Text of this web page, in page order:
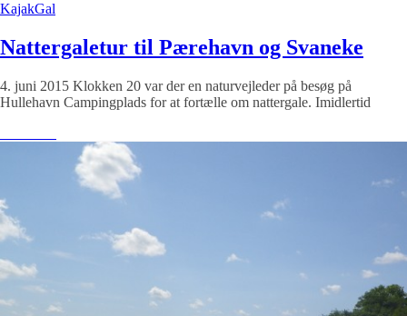
KajakGal
Nattergaletur til Pærehavn og Svaneke
4. juni 2015 Klokken 20 var der en naturvejleder på besøg på
Hullehavn Campingplads for at fortælle om nattergale. Imidlertid